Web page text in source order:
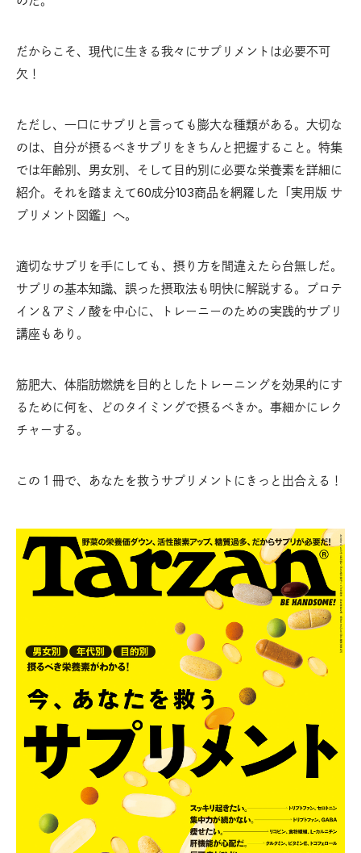
だからこそ、現代に生きる我々にサプリメントは必要不可
欠！
ただし、一口にサプリと言っても膨大な種類がある。大切な
のは、自分が摂るべきサプリをきちんと把握すること。特集
では年齢別、男女別、そして目的別に必要な栄養素を詳細に
紹介。それを踏まえて60成分103商品を網羅した「実用版 サ
プリメント図鑑」へ。
適切なサプリを手にしても、摂り方を間違えたら台無しだ。
サプリの基本知識、誤った摂取法も明快に解説する。プロテ
イン＆アミノ酸を中心に、トレーニーのための実践的サプリ
講座もあり。
筋肥大、体脂肪燃焼を目的としたトレーニングを効果的にす
るために何を、どのタイミングで摂るべきか。事細かにレク
チャーする。
この１冊で、あなたを救うサプリメントにきっと出合える！